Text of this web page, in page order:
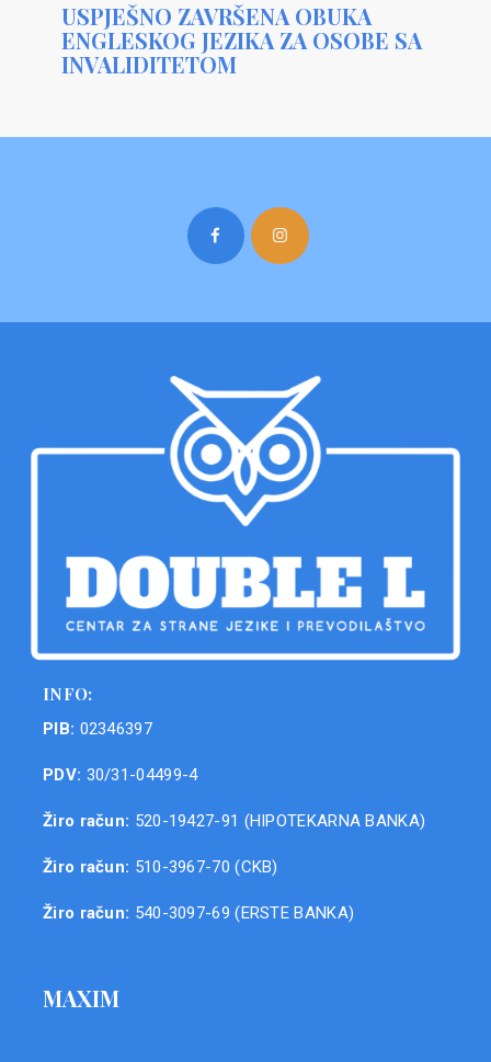
USPJEŠNO ZAVRŠENA OBUKA
ENGLESKOG JEZIKA ZA OSOBE SA
INVALIDITETOM
INFO:
PIB: 02346397
PDV: 30/31-04499-4
Žiro račun: 520-19427-91 (HIPOTEKARNA BANKA)
Žiro račun: 510-3967-70 (CKB)
Žiro račun: 540-3097-69 (ERSTE BANKA)
MAXIM